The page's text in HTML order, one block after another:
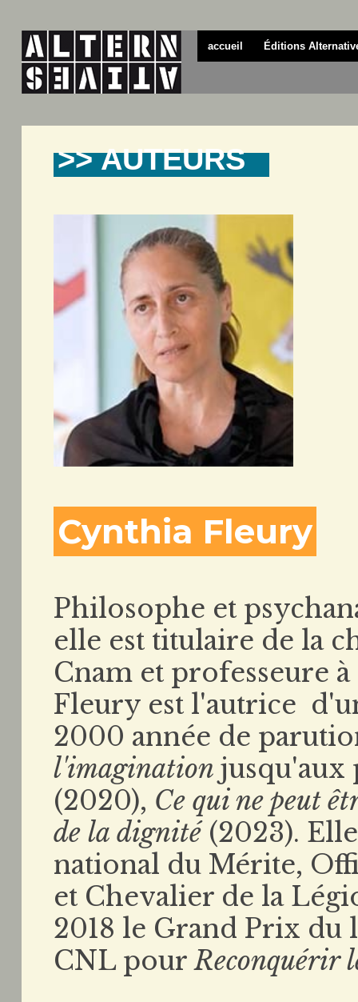
accueil Éditions
>> AUTEURS
Cynthia Fleury
Philosophe et
elle est titulaire de la
Cnam et professeure
Fleury est l'autrice
2000 année de
l'imaginationjusqu'aux
(2020), Ce qui ne peut
de la dignité (2023).
national du Mérite,
et Chevalier de la
2018 le Grand Prix
CNL pourReconquérir